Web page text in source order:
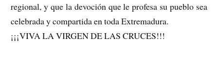
regional, y que la devoción que le profesa su pueblo sea
celebrada y compartida en toda Extremadura.
¡¡¡VIVA LA VIRGEN DE LAS CRUCES!!!